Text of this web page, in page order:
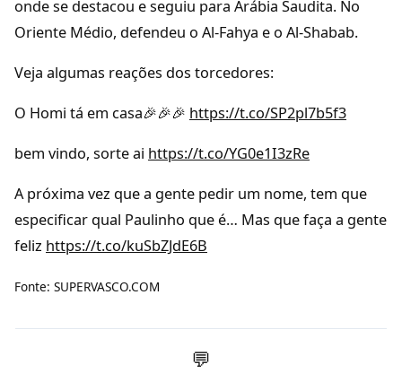
onde se destacou e seguiu para Arábia Saudita. No
Oriente Médio, defendeu o Al-Fahya e o Al-Shabab.
Veja algumas reações dos torcedores:
O Homi tá em casa🎉🎉🎉 https://t.co/SP2pl7b5f3
bem vindo, sorte ai https://t.co/YG0e1I3zRe
A próxima vez que a gente pedir um nome, tem que
especificar qual Paulinho que é… Mas que faça a gente
feliz https://t.co/kuSbZJdE6B
Fonte: SUPERVASCO.COM
💬